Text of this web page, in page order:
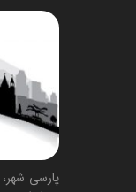
پارسی شهر،